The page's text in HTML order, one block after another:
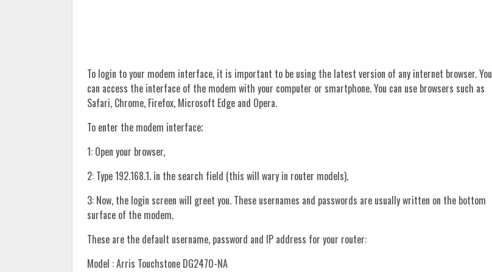
To login to your modem interface, it is important to be using the latest version of any internet browser. You
can access the interface of the modem with your computer or smartphone. You can use browsers such as
Safari, Chrome, Firefox, Microsoft Edge and Opera.
To enter the modem interface;
1: Open your browser,
2: Type 192.168.1. in the search field (this will wary in router models),
3: Now, the login screen will greet you. These usernames and passwords are usually written on the bottom
surface of the modem.
These are the default username, password and IP address for your router:
Model : Arris Touchstone DG2470-NA